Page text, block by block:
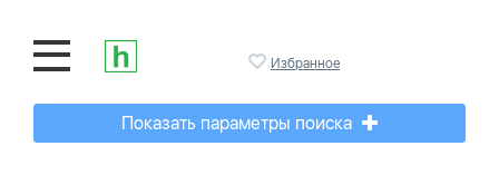
Избранное
Показать параметры поиска